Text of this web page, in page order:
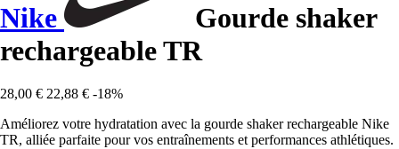
Nike
Gourde shaker
rechargeable TR
28,00 € 22,88 € -18%
Améliorez votre hydratation avec la gourde shaker rechargeable Nike
TR, alliée parfaite pour vos entraînements et performances athlétiques.